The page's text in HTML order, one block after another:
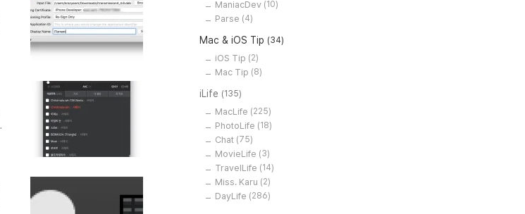
ManiacDev (10)
Parse (4)
Mac & iOS Tip (34)
iOS Tip (2)
Mac Tip (8)
iLife (135)
MacLife (225)
PhotoLife (18)
Chat (75)
MovieLife (3)
TravelLife (14)
Miss. Karu (2)
DayLife (286)